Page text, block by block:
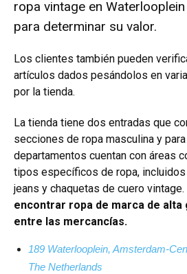
ropa vintage en
para determinar su valor.
Los clientes también pueden
artículos dados pesándolos en
por la tienda.
La tienda tiene dos entradas que
secciones de ropa masculina y
departamentos cuentan con áreas
tipos específicos de ropa,
jeans y chaquetas de cuero vintage.
encontrar ropa de marca de alta
entre las mercancías.
189 Waterlooplein, Amsterdam-
The Netherlands